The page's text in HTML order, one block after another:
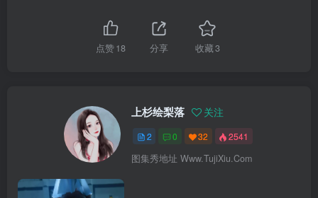
点赞18 分享 收藏3
上杉绘梨落 关注
2 0 32 2541
图集秀地址 Www.TujiXiu.Com